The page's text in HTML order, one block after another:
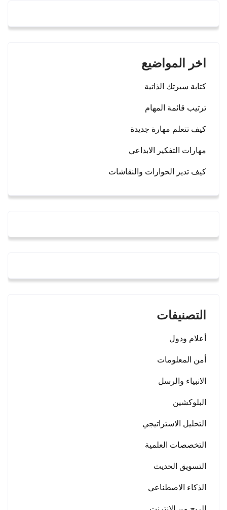
اخر المواضيع
كتابة سيرتك الذاتية
ترتيب قائمة المهام
كيف تتعلم مهارة جديدة
مهارات التفكير الابداعي
كيف تدير الحوارات والنقاشات
التصنيفات
أعلام ودول
أمن المعلومات
الانبياء والرسل
البلوكشين
التحليل الاستراتيجي
التخصصات العلمية
التسويق الحديث
الذكاء الاصطناعي